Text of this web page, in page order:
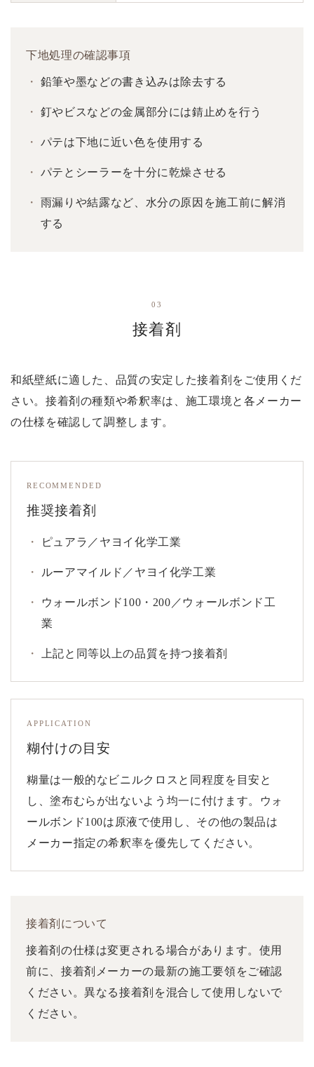
下地処理の確認事項
鉛筆や墨などの書き込みは除去する
釘やビスなどの金属部分には錆止めを行う
パテは下地に近い色を使用する
パテとシーラーを十分に乾燥させる
雨漏りや結露など、水分の原因を施工前に解消
する
03
接着剤
和紙壁紙に適した、品質の安定した接着剤をご使用くだ
さい。接着剤の種類や希釈率は、施工環境と各メーカー
の仕様を確認して調整します。
RECOMMENDED
推奨接着剤
ピュアラ／ヤヨイ化学工業
ルーアマイルド／ヤヨイ化学工業
ウォールボンド100・200／ウォールボンド工
業
上記と同等以上の品質を持つ接着剤
APPLICATION
糊付けの目安
糊量は一般的なビニルクロスと同程度を目安と
し、塗布むらが出ないよう均一に付けます。ウォ
ールボンド100は原液で使用し、その他の製品は
メーカー指定の希釈率を優先してください。
接着剤について
接着剤の仕様は変更される場合があります。使用
前に、接着剤メーカーの最新の施工要領をご確認
ください。異なる接着剤を混合して使用しないで
ください。